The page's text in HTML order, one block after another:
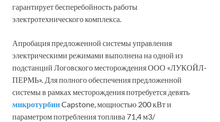
гарантирует бесперебойность работы
электротехнического комплекса.
Апробация предложенной системы управления
электрическими режимами выполнена на одной из
подстанций Логовского месторождения ООО «ЛУКОЙЛ-
ПЕРМЬ». Для полного обеспечения предложенной
системы в рамках месторождения потребуется девять
микротурбинCapstone, мощностью 200 кВт и
параметром потребления топлива 71,4 м3/